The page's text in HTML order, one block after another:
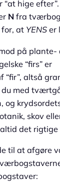
“at hige
N fra
for, at YENS er
på plante-
“firs” er
“fir”, altså
med
og
skov
det rigtige
til at afgøre